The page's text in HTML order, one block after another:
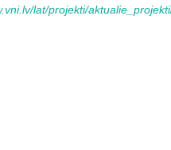
lat/projekti/